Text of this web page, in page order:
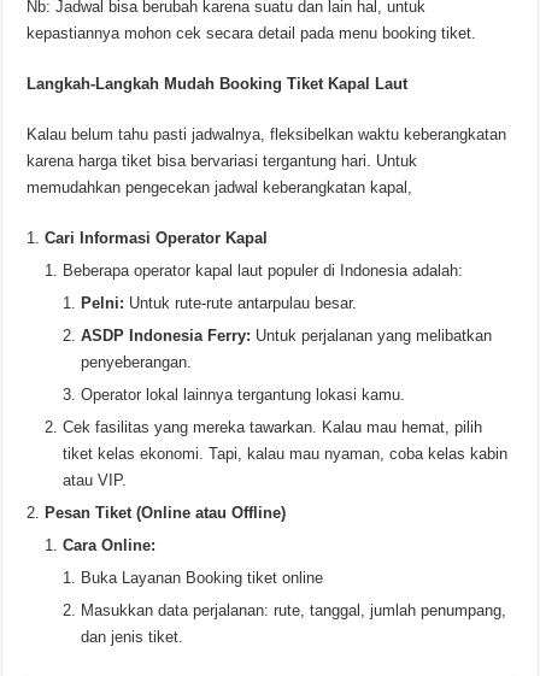
Nb: Jadwal bisa berubah karena suatu dan lain hal, untuk
kepastiannya mohon cek secara detail pada menu booking tiket.
Langkah-Langkah Mudah Booking Tiket Kapal Laut
Kalau belum tahu pasti jadwalnya, fleksibelkan waktu keberangkatan
karena harga tiket bisa bervariasi tergantung hari. Untuk
memudahkan pengecekan jadwal keberangkatan kapal,
Cari Informasi Operator Kapal
Beberapa operator kapal laut populer di Indonesia adalah:
Pelni: Untuk rute-rute antarpulau besar.
ASDP Indonesia Ferry: Untuk perjalanan yang melibatkan
penyeberangan.
Operator lokal lainnya tergantung lokasi kamu.
Cek fasilitas yang mereka tawarkan. Kalau mau hemat, pilih
tiket kelas ekonomi. Tapi, kalau mau nyaman, coba kelas kabin
atau VIP.
Pesan Tiket (Online atau Offline)
Cara Online:
Buka Layanan Booking tiket online
Masukkan data perjalanan: rute, tanggal, jumlah penumpang,
dan jenis tiket.